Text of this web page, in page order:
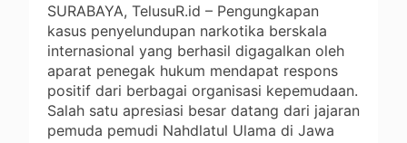
SURABAYA, TelusuR.id – Pengungkapan
kasus penyelundupan narkotika berskala
internasional yang berhasil digagalkan oleh
aparat penegak hukum mendapat respons
positif dari berbagai organisasi kepemudaan.
Salah satu apresiasi besar datang dari jajaran
pemuda pemudi Nahdlatul Ulama di Jawa